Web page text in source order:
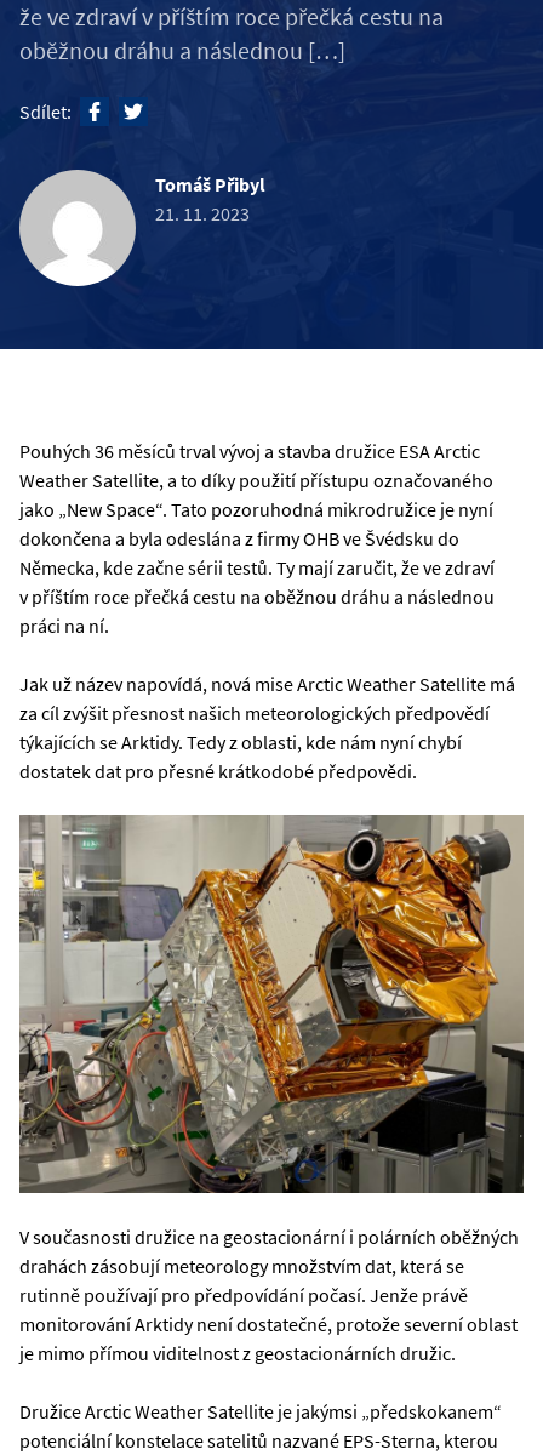
že ve zdraví v příštím roce přečká cestu na
oběžnou dráhu a následnou […]
Sdílet:
Tomáš Přibyl
21. 11. 2023
Pouhých 36 měsíců trval vývoj a stavba družice ESA Arctic
Weather Satellite, a to díky použití přístupu označovaného
jako „New Space“. Tato pozoruhodná mikrodružice je nyní
dokončena a byla odeslána z firmy OHB ve Švédsku do
Německa, kde začne sérii testů. Ty mají zaručit, že ve zdraví
v příštím roce přečká cestu na oběžnou dráhu a následnou
práci na ní.
Jak už název napovídá, nová mise Arctic Weather Satellite má
za cíl zvýšit přesnost našich meteorologických předpovědí
týkajících se Arktidy. Tedy z oblasti, kde nám nyní chybí
dostatek dat pro přesné krátkodobé předpovědi.
V současnosti družice na geostacionární i polárních oběžných
drahách zásobují meteorology množstvím dat, která se
rutinně používají pro předpovídání počasí. Jenže právě
monitorování Arktidy není dostatečné, protože severní oblast
je mimo přímou viditelnost z geostacionárních družic.
Družice Arctic Weather Satellite je jakýmsi „předskokanem“
potenciální konstelace satelitů nazvané EPS-Sterna, kterou